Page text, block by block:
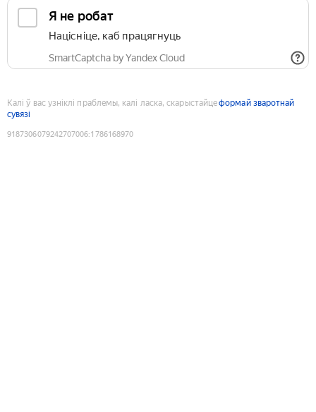
Я не робат
Націсніце, каб працягнуць
SmartCaptcha by Yandex Cloud
Калі ў вас узніклі праблемы, калі ласка, скарыстайцеформай зваротнай
сувязі
9187306079242707006:1786168970